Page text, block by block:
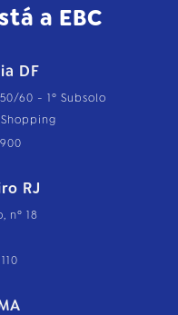
a EBC
DF
60 - 1º Subsolo
RJ
nº 18